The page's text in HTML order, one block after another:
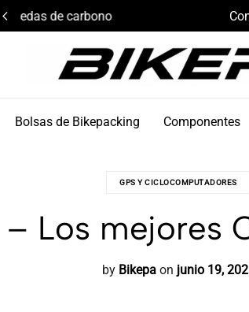
Componentes de alto rendimiento y
Bolsas de Bikepacking Componentes
GPS Y CICLOCOMPUTADORES
– Los mejores
by Bikepa on junio 19,